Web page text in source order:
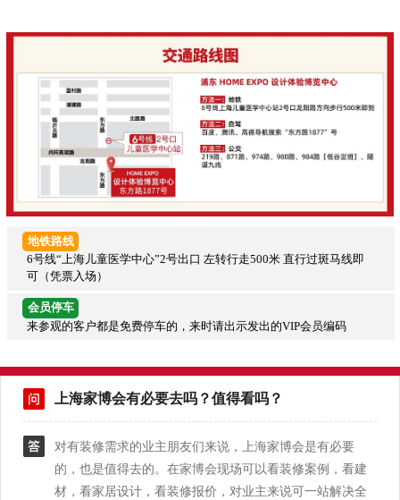
地铁路线
6号线“上海儿童医学中心”2号出口 左转行走500米 直行过斑马线即
可（凭票入场）
会员停车
来参观的客户都是免费停车的，来时请出示发出的VIP会员编码
上海家博会有必要去吗？值得看吗？
对有装修需求的业主朋友们来说，上海家博会是有必要
的，也是值得去的。在家博会现场可以看装修案例，看建
材，看家居设计，看装修报价，对业主来说可一站解决全